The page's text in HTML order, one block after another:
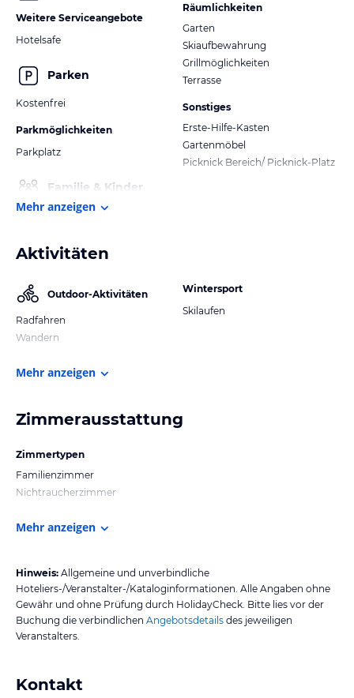
Weitere Serviceangebote
Hotelsafe
Parken
Kostenfrei
Parkmöglichkeiten
Parkplatz
Familie & Kinder
Räumlichkeiten
Garten
Skiaufbewahrung
Grillmöglichkeiten
Terrasse
Sonstiges
Erste-Hilfe-Kasten
Gartenmöbel
Picknick Bereich/ Picknick-Platz
Mehr anzeigen
Aktivitäten
Outdoor-Aktivitäten
Radfahren
Wandern
Wintersport
Skilaufen
Mehr anzeigen
Zimmerausstattung
Zimmertypen
Familienzimmer
Nichtraucherzimmer
Mehr anzeigen
Hinweis: Allgemeine und unverbindliche
Hoteliers-/Veranstalter-/Kataloginformationen. Alle Angaben ohne
Gewähr und ohne Prüfung durch HolidayCheck. Bitte lies vor der
Buchung die verbindlichen Angebotsdetails des jeweiligen
Veranstalters.
Kontakt